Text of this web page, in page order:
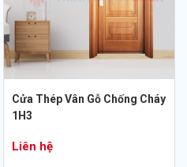
Cửa Thép Vân Gỗ Chống Cháy
1H3
Liên hệ